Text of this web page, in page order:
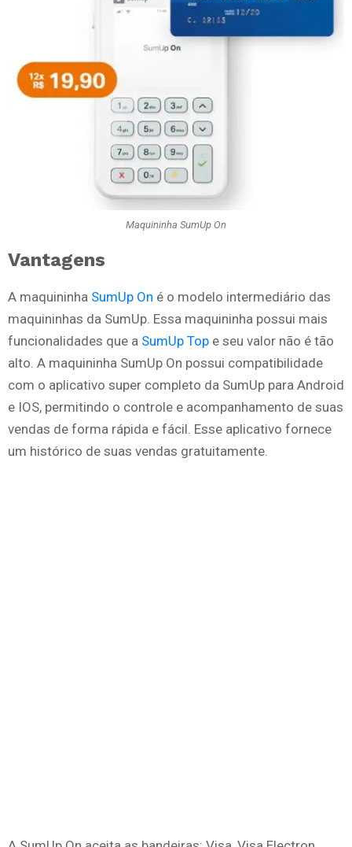
Maquininha SumUp On
Vantagens
A maquininha SumUp On é o modelo intermediário das
maquininhas da SumUp. Essa maquininha possui mais
funcionalidades que a SumUp Top e seu valor não é tão
alto. A maquininha SumUp On possui compatibilidade
com o aplicativo super completo da SumUp para Android
e IOS, permitindo o controle e acompanhamento de suas
vendas de forma rápida e fácil. Esse aplicativo fornece
um histórico de suas vendas gratuitamente.